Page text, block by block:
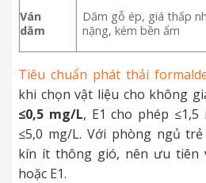
Ván
dăm
Dăm gỗ ép, giá thấp
nặng, kém bền ẩm
Tiêu chuẩn phát thải
khi chọn vật liệu cho không
≤0,5 mg/L, E1 cho phép
≤5,0 mg/L. Với phòng ngủ
kín ít thông gió, nên ưu tiên
hoặc E1.